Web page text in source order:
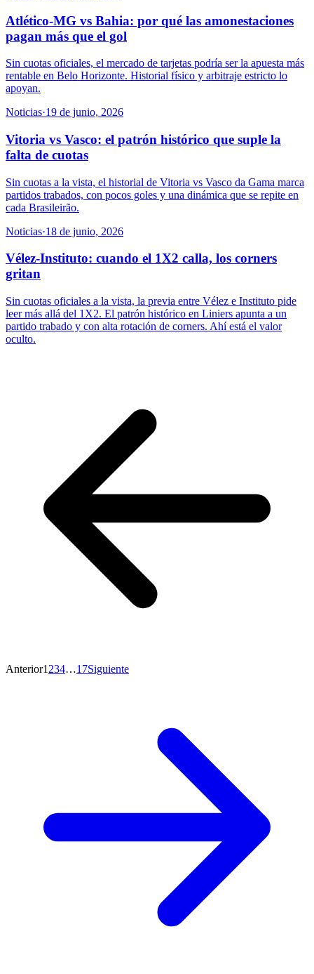
Atlético-MG vs Bahia: por qué las amonestaciones
pagan más que el gol
Sin cuotas oficiales, el mercado de tarjetas podría ser la apuesta más
rentable en Belo Horizonte. Historial físico y arbitraje estricto lo
apoyan.
Noticias·19 de junio, 2026
Vitoria vs Vasco: el patrón histórico que suple la
falta de cuotas
Sin cuotas a la vista, el historial de Vitoria vs Vasco da Gama marca
partidos trabados, con pocos goles y una dinámica que se repite en
cada Brasileirão.
Noticias·18 de junio, 2026
Vélez-Instituto: cuando el 1X2 calla, los corners
gritan
Sin cuotas oficiales a la vista, la previa entre Vélez e Instituto pide
leer más allá del 1X2. El patrón histórico en Liniers apunta a un
partido trabado y con alta rotación de corners. Ahí está el valor
oculto.
Anterior1 234…17Siguiente